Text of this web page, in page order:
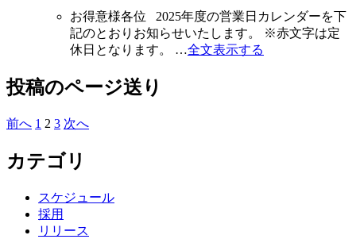
お得意様各位 2025年度の営業日カレンダーを下
記のとおりお知らせいたします。 ※赤文字は定
休日となります。 …全文表示する
投稿のページ送り
前へ 1 2 3 次へ
カテゴリ
スケジュール
採用
リリース